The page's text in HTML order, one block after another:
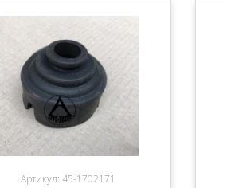
Артикул: 45-1702171